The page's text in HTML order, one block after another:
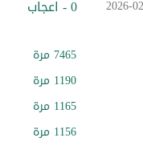
2026- 0 - اعجاب
7465 مرة
1190 مرة
1165 مرة
1156 مرة